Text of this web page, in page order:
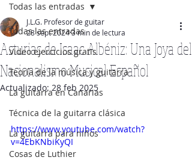
Todas las entradas
Video ejercicios gratis
Teoría de la música y guitarra
La guitarra en Canarias
Técnica de la guitarra clásica
La guitarra para niños
Cosas de Luthier
Todas las entradas
Asturias de Isaac Albéniz: Una Joya del
Nacionalismo Musical Español
J.L.G. Profesor de guitar
28 sept 20243 min de lectura
Actualizado: 28 feb 2025
https://www.youtube.com/watch?
v=4EbKNbiKyQI